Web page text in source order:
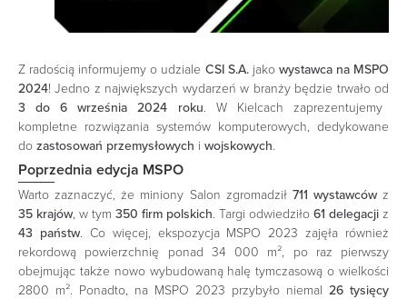
Z radością informujemy o udziale CSI S.A.jako wystawca na MSPO
2024! Jedno z największych wydarzeń w branży będzie trwało od
3 do 6 września 2024 roku. W Kielcach zaprezentujemy
kompletne rozwiązania systemów komputerowych, dedykowane
do zastosowań przemysłowych i wojskowych.
Poprzednia edycja MSPO
Warto zaznaczyć, że miniony Salon zgromadził 711 wystawcówz
35 krajów, w tym 350 firm polskich. Targi odwiedziło 61 delegacji z
43 państw. Co więcej, ekspozycja MSPO 2023 zajęła również
rekordową powierzchnię ponad 34 000 m², po raz pierwszy
obejmując także nowo wybudowaną halę tymczasową o wielkości
2800 m². Ponadto, na MSPO 2023 przybyło niemal 26 tysięcy